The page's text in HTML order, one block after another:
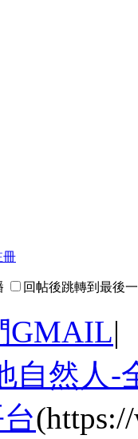
冊
回帖後跳轉到最後
GMAIL|
自然人-